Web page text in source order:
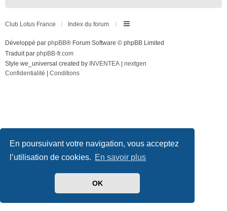
En poursuivant votre navigation, vous acceptez
l’utilisation de cookies. En savoir plus
OK
Club Lotus France Index du forum
Développé par phpBB® Forum Software © phpBB Limited
Traduit par phpBB-fr.com
Style we_universal created by INVENTEA
nextgen
Confidentialité
Conditions